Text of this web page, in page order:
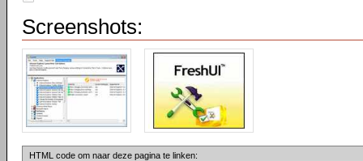
Screenshots:
HTML code om naar deze pagina te linken: